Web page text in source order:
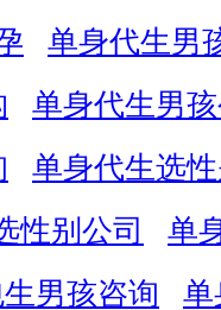
单身代生男
单身代生男孩
单身代生选
性别公司
单
男孩咨询
单